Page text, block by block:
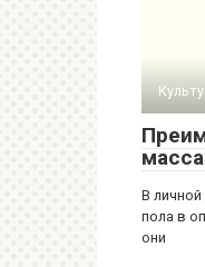
В
пола в
они